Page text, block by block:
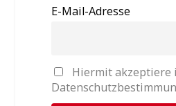
E-Mail-Adresse
Hiermit akzeptiere